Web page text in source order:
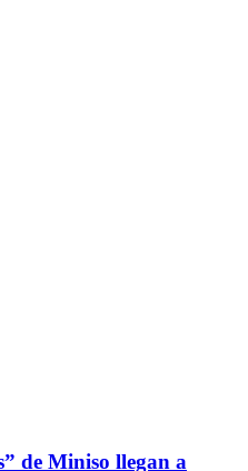
de Miniso llegan a